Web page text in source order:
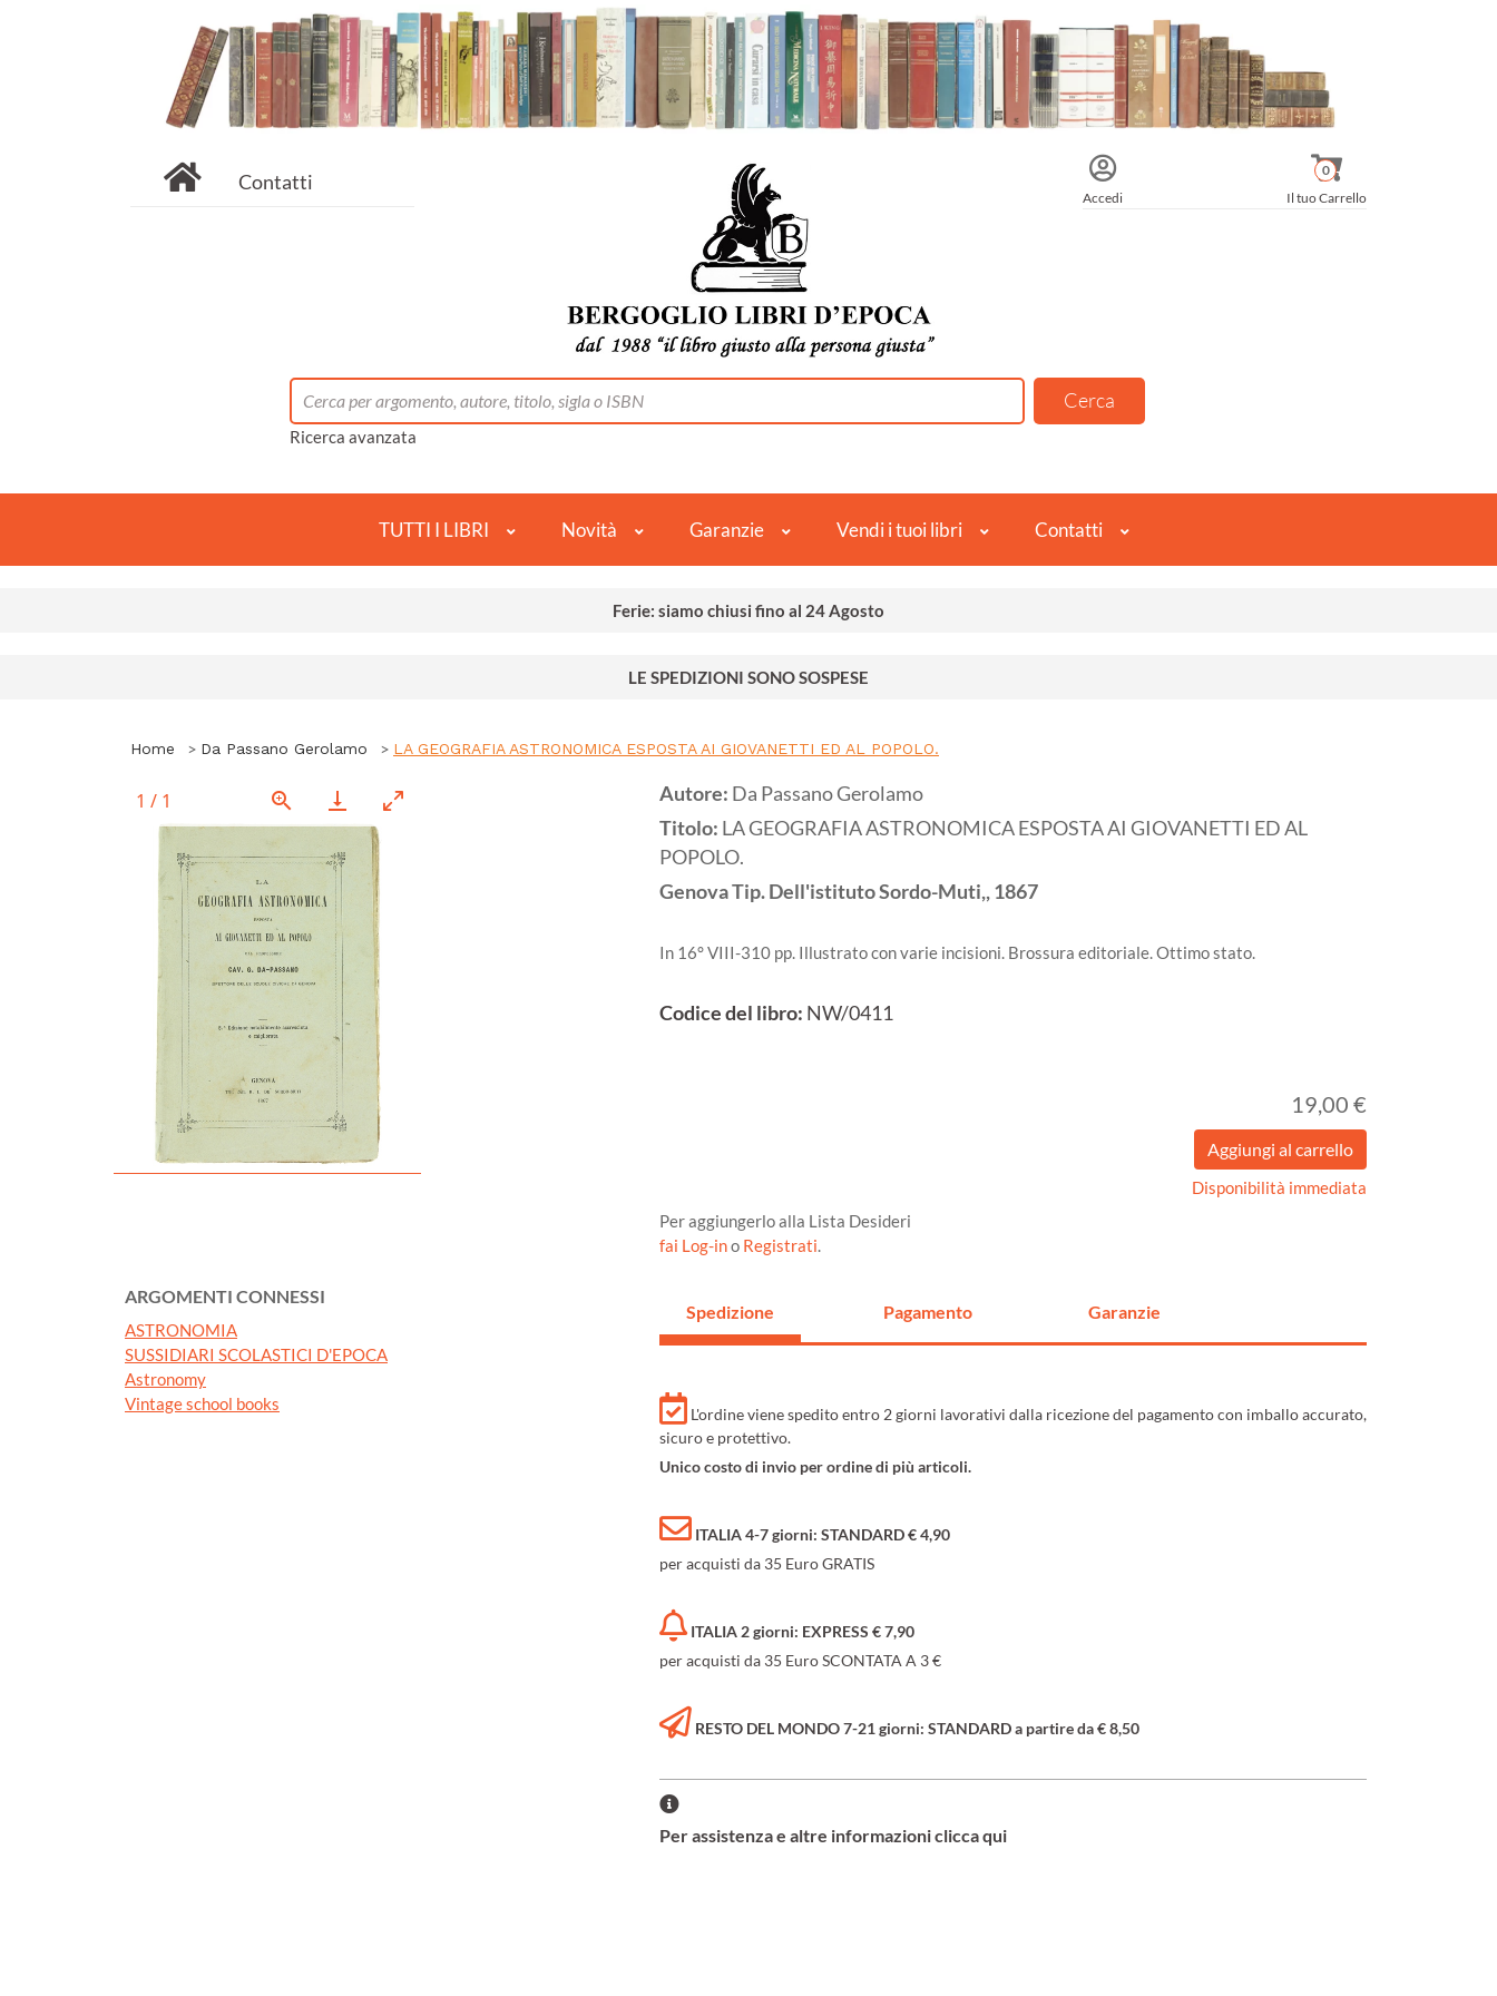
Contatti
Accedi Il tuo Carrello
0
Ricerca avanzata
TUTTI I LIBRI Novità Garanzie Vendi i tuoi libri Contatti
Ferie: siamo chiusi fino al 24 Agosto
LE SPEDIZIONI SONO SOSPESE
Home Da Passano Gerolamo LA GEOGRAFIA ASTRONOMICA ESPOSTA AI GIOVANETTI ED AL POPOLO.
1 / 1
ARGOMENTI CONNESSI
ASTRONOMIA
SUSSIDIARI SCOLASTICI D'EPOCA
Astronomy
Vintage school books
Autore: Da Passano Gerolamo
Titolo: LA GEOGRAFIA ASTRONOMICA ESPOSTA AI GIOVANETTI ED AL
POPOLO.
GenovaTip. Dell'istituto Sordo-Muti,,1867
In 16° VIII-310 pp. Illustrato con varie incisioni. Brossura editoriale. Ottimo stato.
Codice del libro: NW/0411
19,00 €
Disponibilità immediata
Per aggiungerlo alla Lista Desideri
fai Log-ino Registrati.
Spedizione Pagamento Garanzie
L'ordine viene spedito entro 2 giorni lavorativi dalla ricezione del pagamento con imballo accurato,
sicuro e protettivo.
Unico costo di invio per ordine di più articoli.
ITALIA 4-7 giorni: STANDARD € 4,90
per acquisti da 35 Euro GRATIS
ITALIA 2 giorni: EXPRESS € 7,90
per acquisti da 35 Euro SCONTATA A 3 €
RESTO DEL MONDO 7-21 giorni: STANDARD a partire da € 8,50
Per assistenza e altre informazioni clicca qui